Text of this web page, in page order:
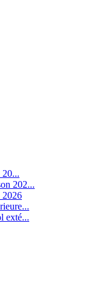
20...
202...
2026
exté...